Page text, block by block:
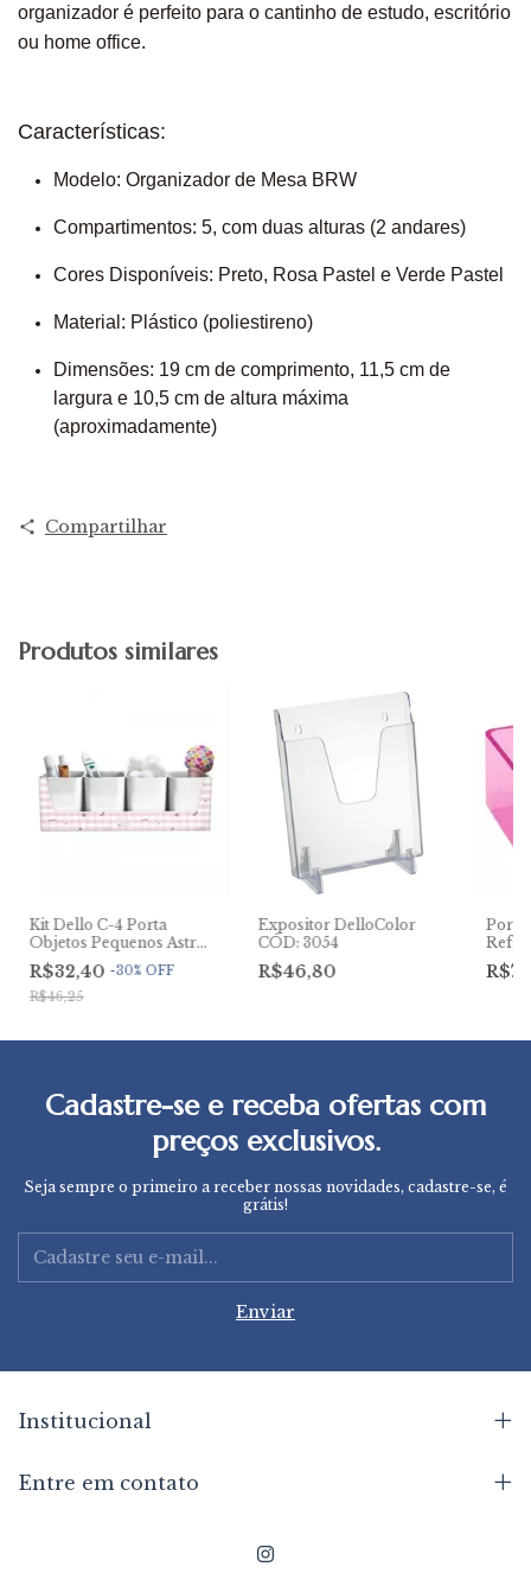
organizador é perfeito para o cantinho de estudo, escritório
ou home office.
Características:
Modelo: Organizador de Mesa BRW
Compartimentos: 5, com duas alturas (2 andares)
Cores Disponíveis: Preto, Rosa Pastel e Verde Pastel
Material: Plástico (poliestireno)
Dimensões: 19 cm de comprimento, 11,5 cm de
largura e 10,5 cm de altura máxima
(aproximadamente)
Compartilhar
Produtos similares
Kit Dello C-4 Porta
Objetos Pequenos Astros
Branco
R$32,40 -30% OFF
R$46,25
Expositor DelloColor
CÓD: 3054
R$46,80
Porta
Cadastre-se e receba ofertas com
preços exclusivos.
Seja sempre o primeiro a receber nossas novidades, cadastre-se, é
grátis!
Institucional
Entre em contato